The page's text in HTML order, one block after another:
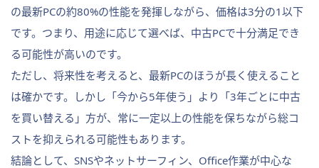
の最新PCの約80%の性能を発揮しながら、価格は3分の1以下
です。つまり、用途に応じて選べば、中古PCで十分満足でき
る可能性が高いのです。
ただし、将来性を考えると、最新PCのほうが長く使えること
は確かです。しかし「今から5年使う」より「3年ごとに中古
を買い替える」方が、常に一定以上の性能を保ちながら総コ
ストを抑えられる可能性もあります。
結論として、SNSやネットサーフィン、Office作業が中心な